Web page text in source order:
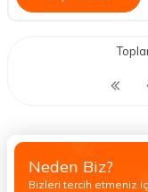
Neden Biz?
Bizleri tercih etmeniz